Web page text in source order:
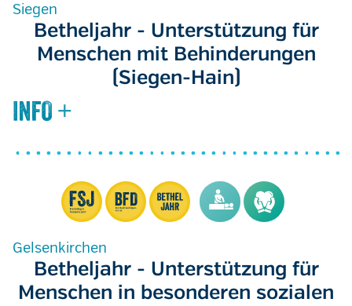
Siegen
Betheljahr - Unterstützung für
Menschen mit Behinderungen
(Siegen-Hain)
Gelsenkirchen
Betheljahr - Unterstützung für
Menschen in besonderen sozialen